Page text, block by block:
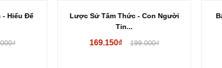
Sử Tâm Thức - Con Người
169.150₫
Bây Giờ Mới Thấy - Thích
89.100₫